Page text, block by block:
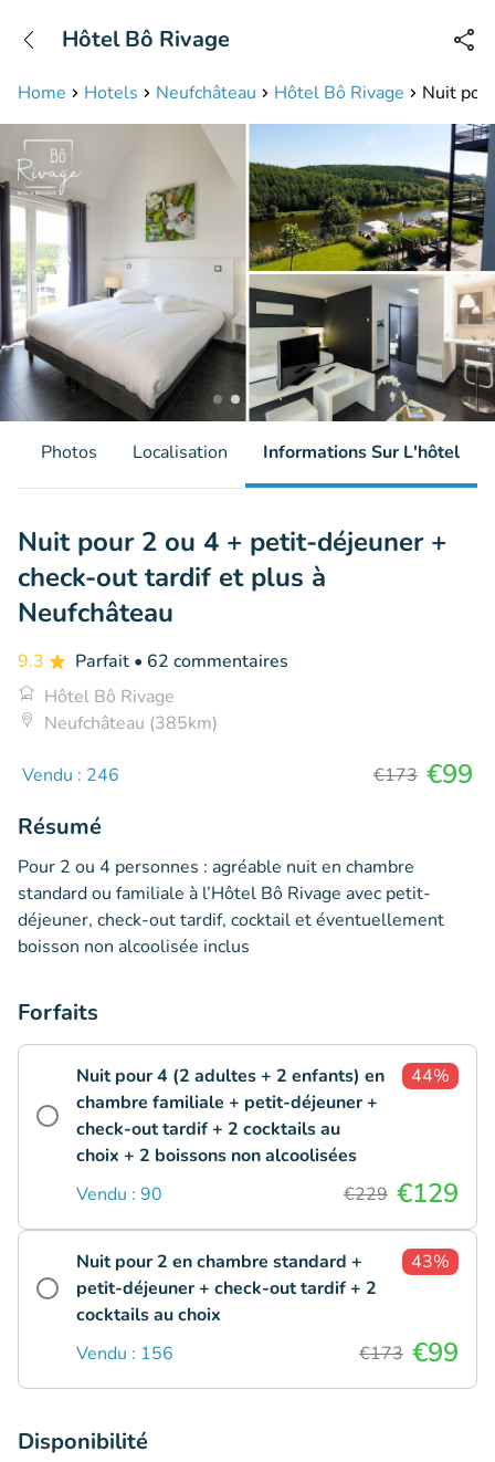
Disponible jusqu'à 23:00 heures
Home Hotels Neufchâteau Hôtel Bô Rivage Nuit
Hôtel Bô Rivage
Photos Localisation Informations Sur L'hôtel
Nuit pour 2 ou 4 + petit-déjeuner +
check-out tardif et plus à
Neufchâteau
9.3 Parfait • 62 commentaires
Hôtel Bô Rivage
Neufchâteau (385km)
Vendu : 246 €173 €99
Résumé
Pour 2 ou 4 personnes : agréable nuit en chambre
standard ou familiale à l’Hôtel Bô Rivage avec petit-
déjeuner, check-out tardif, cocktail et éventuellement
boisson non alcoolisée inclus
Forfaits
Nuit pour 4 (2 adultes + 2 enfants) en
chambre familiale + petit-déjeuner +
check-out tardif + 2 cocktails au
choix + 2 boissons non alcoolisées
44%
Vendu : 90 €229 €129
Nuit pour 2 en chambre standard +
petit-déjeuner + check-out tardif + 2
cocktails au choix
43%
Vendu : 156 €173 €99
Disponibilité